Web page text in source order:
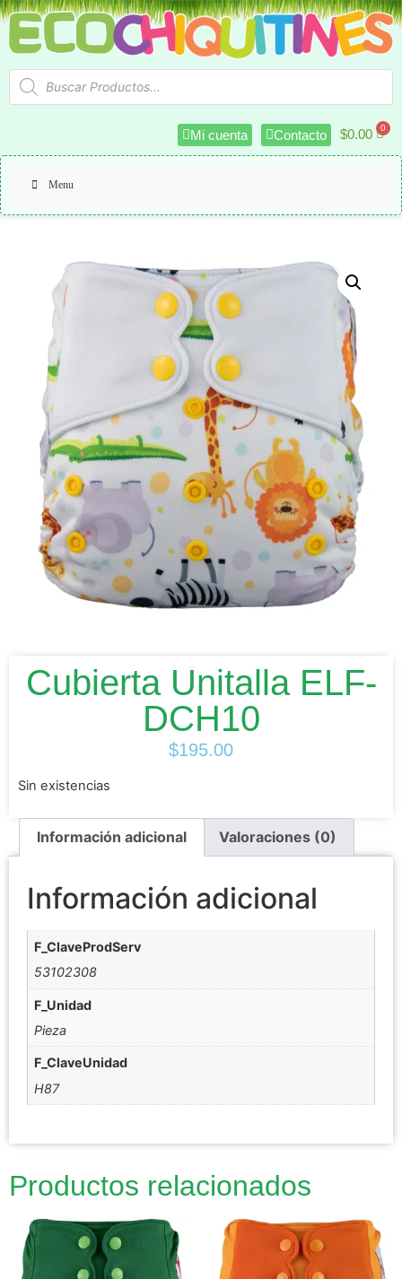
Mi cuenta Contacto $0.00
Menu
Cubierta Unitalla ELF-
DCH10
$195.00
Sin existencias
Información adicional Valoraciones (0)
Información adicional
F_ClaveProdServ
53102308
F_Unidad
Pieza
F_ClaveUnidad
H87
Productos relacionados